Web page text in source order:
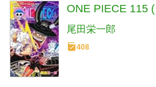
ONE PIECE 115
尾田栄一郎
408